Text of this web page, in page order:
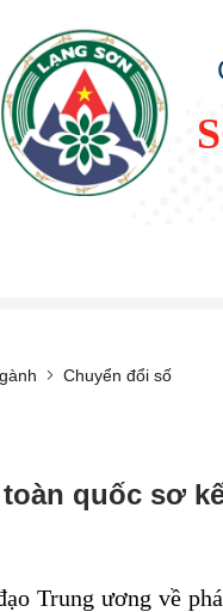
Chuyển đổi số
quốc sơ
ương về phát